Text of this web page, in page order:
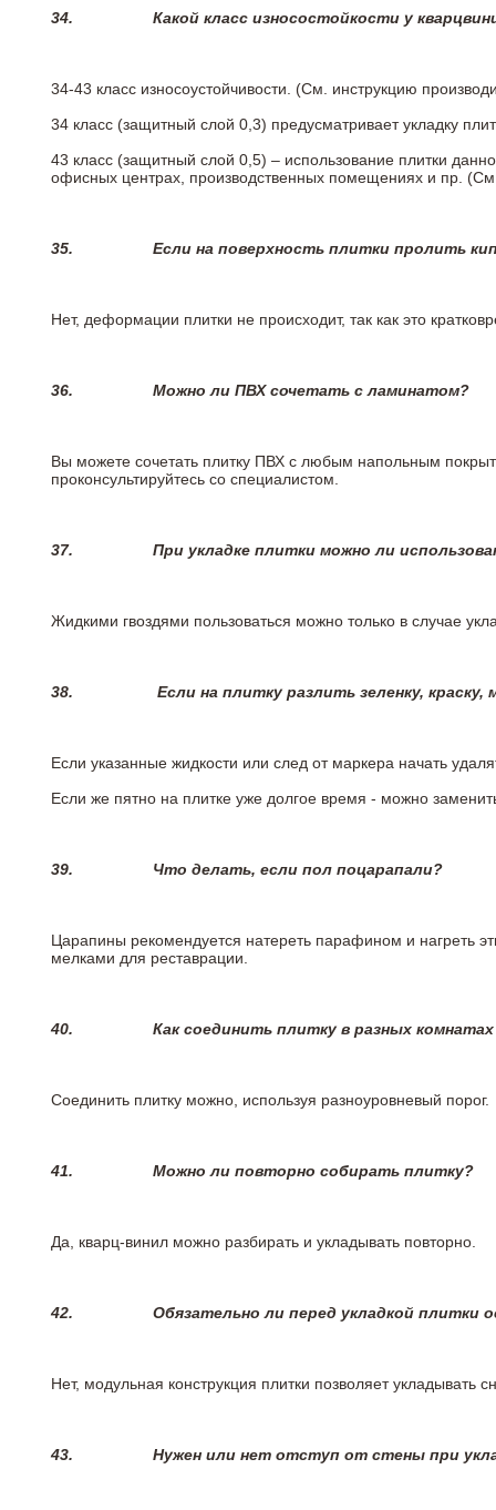
34. Какой класс износостойкости у
34-43 класс износоустойчивости. (См. инструкцию
34 класс (защитный слой 0,3) предусматривает укладку
43 класс (защитный слой 0,5) – использование плитки
офисных центрах, производственных помещениях и пр.
35. Если на поверхность плитки пролить
Нет, деформации плитки не происходит, так как это
36. Можно ли ПВХ сочетать с ламинатом?
Вы можете сочетать плитку ПВХ с любым напольным
проконсультируйтесь со специалистом.
37. При укладке плитки можно ли
Жидкими гвоздями пользоваться можно только в случае
38. Если на плитку разлить зеленку,
Если указанные жидкости или след от маркера начать
Если же пятно на плитке уже долгое время - можно
39. Что делать, если пол поцарапали?
Царапины рекомендуется натереть парафином и нагреть
мелками для реставрации.
40. Как соединить плитку в разных
Соединить плитку можно, используя разноуровневый порог.
41. Можно ли повторно собирать плитку?
Да, кварц-винил можно разбирать и укладывать повторно.
42. Обязательно ли перед укладкой плитки
Нет, модульная конструкция плитки позволяет
43. Нужен или нет отступ от стены при